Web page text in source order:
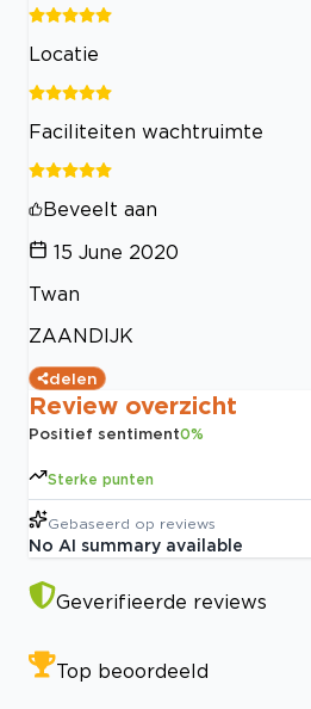
Locatie
Faciliteiten wachtruimte
Beveelt aan
15 June 2020
Twan
ZAANDIJK
delen
Review overzicht
Positief sentiment0%
Sterke punten
Gebaseerd op reviews
No AI summary available
Geverifieerde reviews
Top beoordeeld